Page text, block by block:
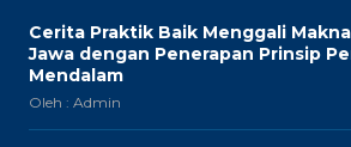
Cerita Praktik Baik Menggali
Jawa dengan Penerapan Prinsip
Mendalam
Oleh : Admin